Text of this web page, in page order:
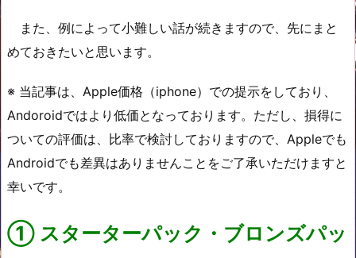
また、例によって小難しい話が続きますので、先にまと
めておきたいと思います。
※ 当記事は、Apple価格（iphone）での提示をしており、
Andoroidではより低価となっております。ただし、損得に
ついての評価は、比率で検討しておりますので、Appleでも
Androidでも差異はありませんことをご了承いただけますと
幸いです。
① スターターパック・ブロンズパッ